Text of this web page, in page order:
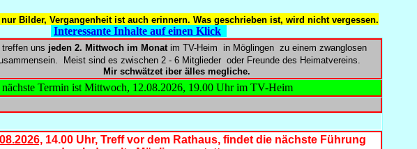
Bilder, Vergangenheit ist auch erinnern. Was geschrieben ist, wird nicht vergessen.
Interessante Inhalte auf einen Klick
treffen uns jeden 2. Mittwoch im Monatim TV-Heim in Möglingen zu einem zwanglosen
Meist sind es zwischen 2 - 6 Mitglieder oder Freunde des Heimatvereins.
Mir schwätzet iber älles megliche.
nächste Termin ist Mittwoch, 12.08.2026, 19.00 Uhr im TV-Heim
14.00 Uhr, Treff vor dem Rathaus, findet die nächste Führung